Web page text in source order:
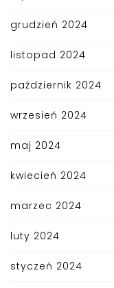
grudzień 2024
listopad 2024
październik 2024
wrzesień 2024
maj 2024
kwiecień 2024
marzec 2024
luty 2024
styczeń 2024